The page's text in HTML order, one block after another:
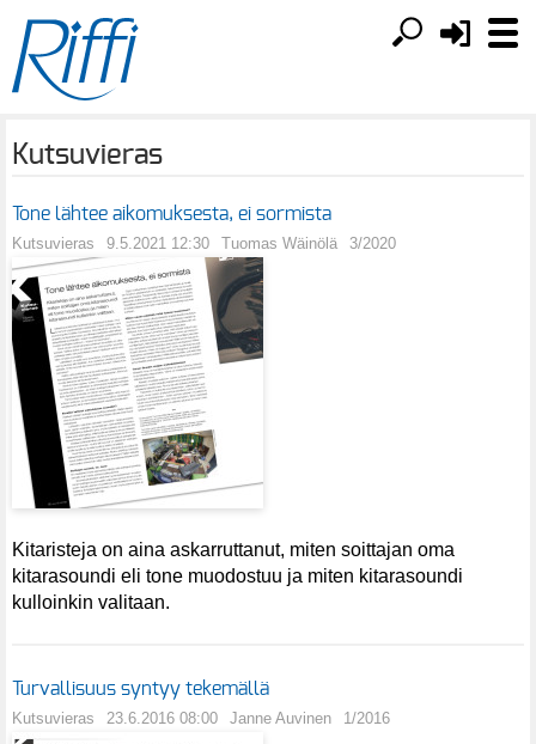
Kutsuvieras
Tone lähtee aikomuksesta, ei sormista
Kutsuvieras 9.5.2021 12:30 Tuomas Wäinölä 3/2020
Kitaristeja on aina askarruttanut, miten soittajan oma
kitarasoundi eli tone muodostuu ja miten kitarasoundi
kulloinkin valitaan.
Turvallisuus syntyy tekemällä
Kutsuvieras 23.6.2016 08:00 Janne Auvinen 1/2016